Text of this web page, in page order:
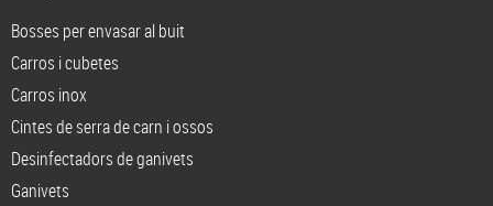
Bosses per envasar al buit
Carros i cubetes
Carros inox
Cintes de serra de carn i ossos
Desinfectadors de ganivets
Ganivets